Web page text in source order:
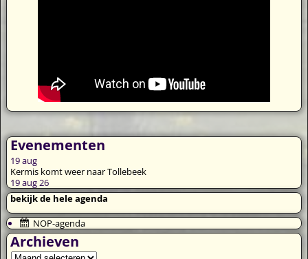
Evenementen
19aug
Kermis komt weer naar Tollebeek
19 aug 26
bekijk de hele agenda
NOP-agenda
Archieven